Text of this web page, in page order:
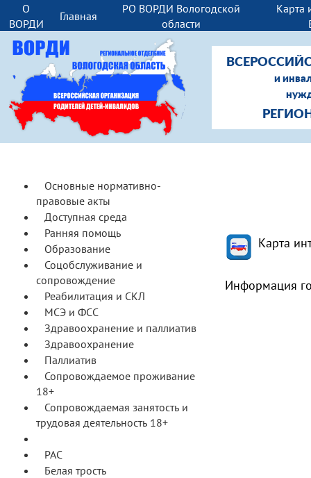
О
ВОРДИ
Главная
РО ВОРДИ Вологодской
области
Карта
и
Основные нормативно-
правовые акты
Доступная среда
Ранняя помощь
Образование
Соцобслуживание и
сопровождение
Реабилитация и СКЛ
МСЭ и ФСС
Здравоохранение и паллиатив
Здравоохранение
Паллиатив
Сопровождаемое проживание
18+
Сопровождаемая занятость и
трудовая деятельность 18+
РАС
Белая трость
Информация
Карта